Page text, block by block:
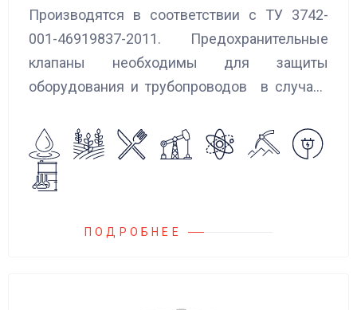
Производятся в соответствии с ТУ 3742-
001-46919837-2011. Предохранительные
клапаны необходимы для защиты
оборудования и трубопроводов в случаях
сброса среды в систему низкого давления.
ПОДРОБНЕЕ